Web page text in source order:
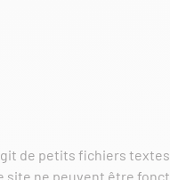
de petits fichiers
ne peuvent être